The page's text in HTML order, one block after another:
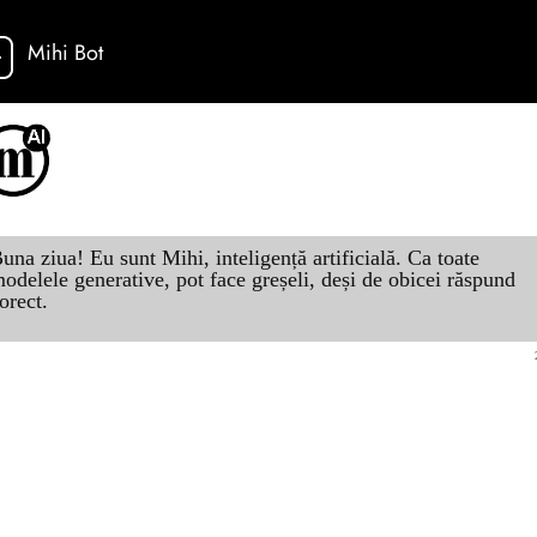
Mihi Bot
ziua! Eu sunt Mihi, inteligență artificială. Ca toate
generative, pot face greșeli, deși de obicei răspund